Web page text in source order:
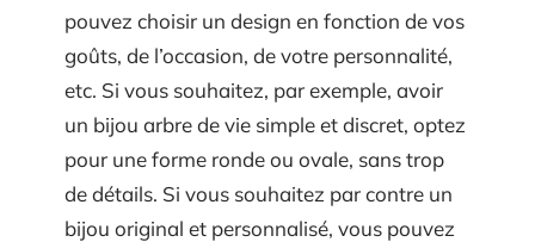
pouvez choisir un design en fonction de vos
goûts, de l’occasion, de votre personnalité,
etc. Si vous souhaitez, par exemple, avoir
un bijou arbre de vie simple et discret, optez
pour une forme ronde ou ovale, sans trop
de détails. Si vous souhaitez par contre un
bijou original et personnalisé, vous pouvez